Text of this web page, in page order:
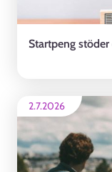
Startpeng
2.7.2026